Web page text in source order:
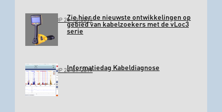
GEPLAATST OP 24-10-2019Zie hier de nieuwste ontwikkelingen op
gebied van kabelzoekers met de vLoc3
serie
GEPLAATST OP 24-01-2019Informatiedag Kabeldiagnose